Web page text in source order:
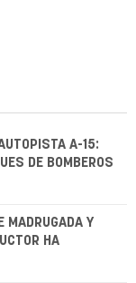
A-15:
DE BOMBEROS
MADRUGADA Y
HA